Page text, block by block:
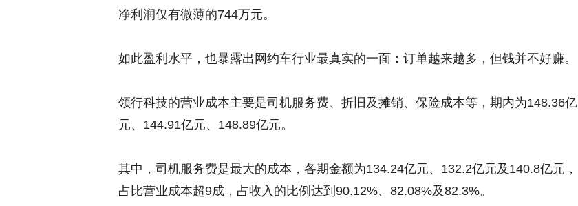
净利润仅有微薄的744万元。
如此盈利水平，也暴露出网约车行业最真实的一面：订单越来越多，但钱并不好赚。
领行科技的营业成本主要是司机服务费、折旧及摊销、保险成本等，期内为148.36亿
元、144.91亿元、148.89亿元。
其中，司机服务费是最大的成本，各期金额为134.24亿元、132.2亿元及140.8亿元，
占比营业成本超9成，占收入的比例达到90.12%、82.08%及82.3%。